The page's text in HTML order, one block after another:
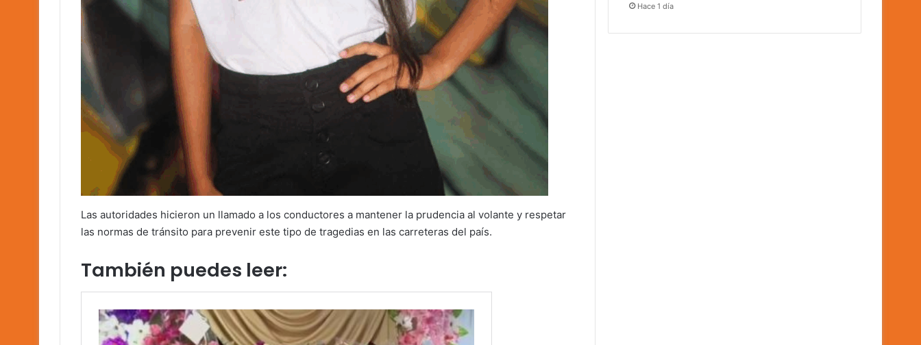
Las autoridades hicieron un llamado a los conductores a mantener la prudencia al volante y respetar
las normas de tránsito para prevenir este tipo de tragedias en las carreteras del país.
También puedes leer:
Hace 1 día